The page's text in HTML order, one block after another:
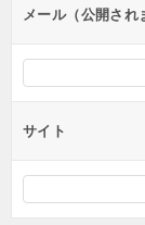
ンメール（公開され
サイト